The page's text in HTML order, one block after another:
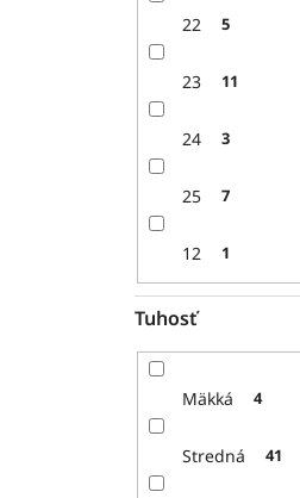
22 5
23 11
24 3
25 7
12 1
Tuhosť
Mäkká 4
Stredná 41